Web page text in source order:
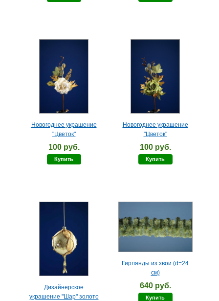
Новогоднее украшение
"Цветок"
100 руб.
Купить
Новогоднее украшение
"Цветок"
100 руб.
Купить
Дизайнерское
украшение "Шар" золото
Гирлянды из хвои (d=24
см)
640 руб.
Купить